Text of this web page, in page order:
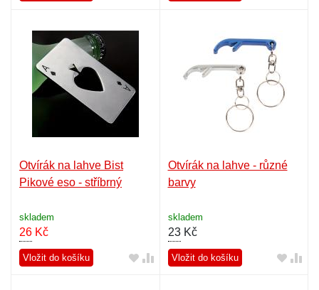
Otvírák na lahve Bist
Pikové eso - stříbrný
skladem
26 Kč
Vložit do košíku
Otvírák na lahve - různé
barvy
skladem
23Kč
Vložit do košíku